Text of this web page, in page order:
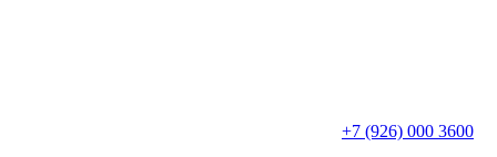
+7 (926) 000 3600